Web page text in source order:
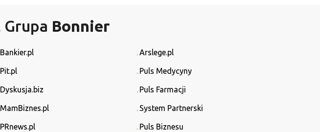
Grupa Bonnier
Bankier.pl
Pit.pl
Dyskusja.biz
MamBiznes.pl
PRnews.pl
Arslege.pl
Puls Medycyny
Puls Farmacji
System Partnerski
Puls Biznesu